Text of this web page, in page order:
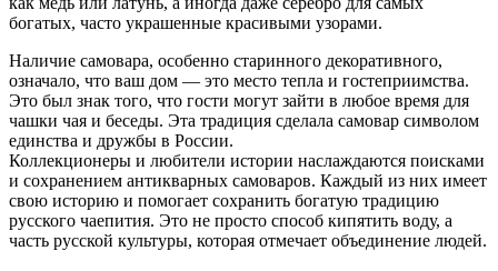
богатых, часто украшенные красивыми узорами.
Наличие самовара, особенно старинного декоративного,
означало, что ваш дом — это место тепла и гостеприимства.
Это был знак того, что гости могут зайти в любое время для
чашки чая и беседы. Эта традиция сделала самовар символом
единства и дружбы в России.
Коллекционеры и любители истории наслаждаются поисками
и сохранением антикварных самоваров. Каждый из них имеет
свою историю и помогает сохранить богатую традицию
русского чаепития. Это не просто способ кипятить воду, а
часть русской культуры, которая отмечает объединение людей.